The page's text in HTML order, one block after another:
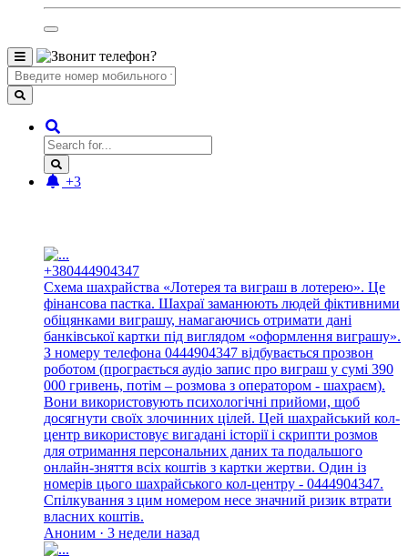
+3
+380444904347
Схема шахрайства «Лотерея та виграш в лотерею». Це
фінансова пастка. Шахраї заманюють людей фіктивними
обіцянками виграшу, намагаючись отримати дані
банківської картки під виглядом «оформлення виграшу».
З номеру телефона 0444904347 відбувається прозвон
роботом (програється аудіо запис про виграш у сумі 390
000 гривень, потім – розмова з оператором - шахраєм).
Вони використовують психологічні прийоми, щоб
досягнути своїх злочинних цілей. Цей шахрайський кол-
центр використовує вигадані історії і скрипти розмов
для отримання персональних даних та подальшого
онлайн-зняття всіх коштів з картки жертви. Один із
номерів цього шахрайського кол-центру - 0444904347.
Спілкування з цим номером несе значний ризик втрати
власних коштів.
Аноним · 3 недели назад